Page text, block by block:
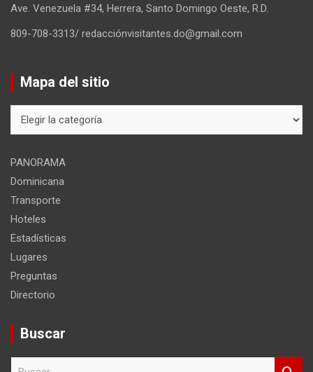
Ave. Venezuela #34, Herrera, Santo Domingo Oeste, R.D.
809-708-3313/ redacciónvisitantes.do@gmail.com
Mapa del sitio
del
PANORAMA
Dominicana
Transporte
Hoteles
Estadísticas
Lugares
Preguntas
Directorio
Buscar